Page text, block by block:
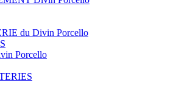
du Divin Porcello
Porcello